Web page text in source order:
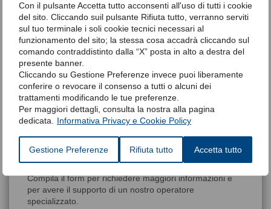
Con il pulsante Accetta tutto acconsenti all'uso di tutti i cookie
del sito. Cliccando suil pulsante Rifiuta tutto, verranno serviti
sul tuo terminale i soli cookie tecnici necessari al
funzionamento del sito; la stessa cosa accadrà cliccando sul
comando contraddistinto dalla “X” posta in alto a destra del
presente banner.
Cliccando su Gestione Preferenze invece puoi liberamente
conferire o revocare il consenso a tutti o alcuni dei
trattamenti modificando le tue preferenze.
Per maggiori dettagli, consulta la nostra alla pagina
dedicata.
Informativa Privacy e Cookie Policy
Gestione Preferenze Rifiuta tutto Accetta tutto
Un test gratuito e con poche domande attraverso il
quale potrai essere consapevole di avere un disagio
momentaneo o una patologia da curare.
Clicca qui
Siamo qui per risponderti
Compila il form per richiedere maggiori informazioni e
per avere il supporto di un nostro operatore
specializzato.